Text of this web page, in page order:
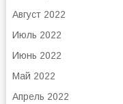
Август 2022
Июль 2022
Июнь 2022
Май 2022
Апрель 2022